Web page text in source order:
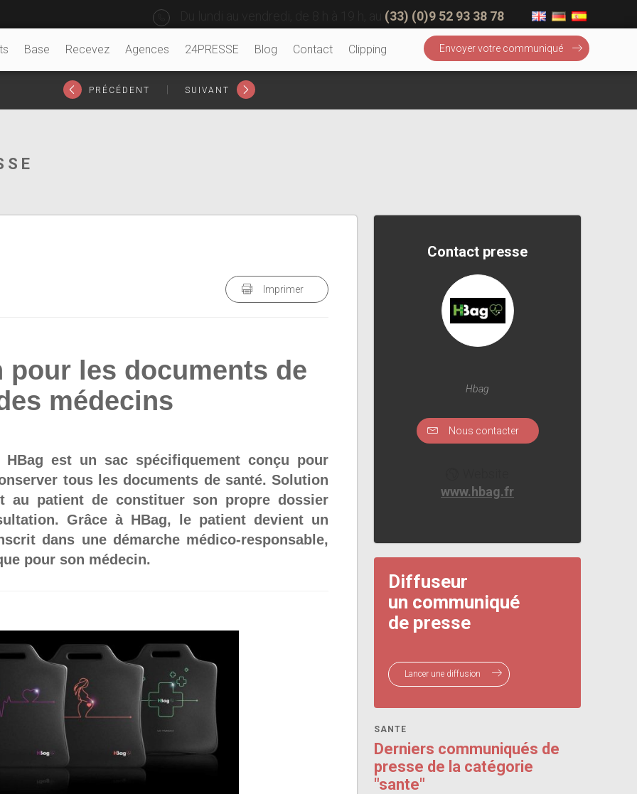
(33) (0)9 52 93 38 78
Base Recevez Agences 24PRESSE Blog Contact Clipping Envoyer votre communiqué
PRÉCÉDENT SUIVANT
Imprimer
pour les documents de
médecins
est un sac spécifiquement conçu pour
tous les documents de santé. Solution
au patient de constituer son propre dossier
Grâce à HBag, le patient devient un
dans une démarche médico-responsable,
pour son médecin.
Contact presse
Hbag
Nous contacter
www.hbag.fr
Diffuseur
un communiqué
de presse
Lancer une diffusion
SANTE
Derniers communiqués de
presse de la catégorie
"sante"